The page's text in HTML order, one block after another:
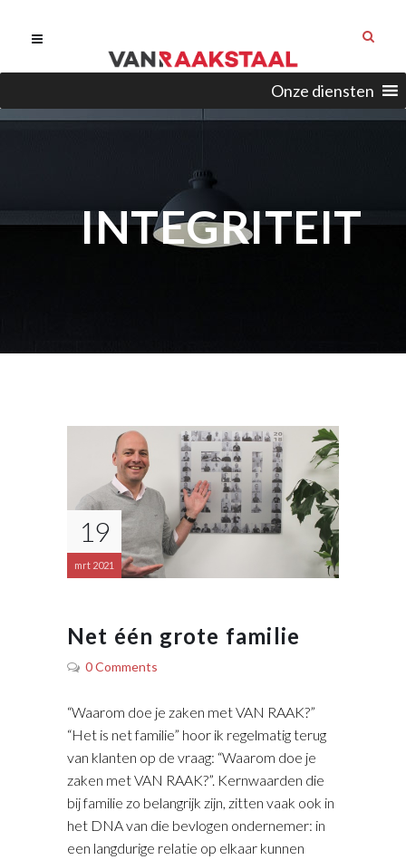
Onze diensten
INTEGRITEIT
19
mrt 2021
Net één grote familie
0 Comments
“Waarom doe je zaken met VAN RAAK?”
“Het is net familie” hoor ik regelmatig terug
van klanten op de vraag: “Waarom doe je
zaken met VAN RAAK?”. Kernwaarden die
bij familie zo belangrijk zijn, zitten vaak ook in
het DNA van die bevlogen ondernemer: in
een langdurige relatie op elkaar kunnen